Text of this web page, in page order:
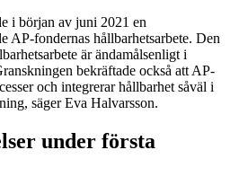
i början av juni 2021 en
AP-fondernas hållbarhetsarbete. Den
är ändamålsenligt i
bekräftade också att AP-
och integrerar hållbarhet såväl i
säger Eva Halvarsson.
under första